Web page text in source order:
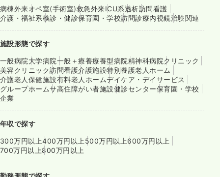
病棟外来オペ室(手術室)救急外来ICU系透析訪問看護
介護・福祉系検診・健診保育園・学校訪問診療内視鏡治験関連
施設形態で探す
一般病院大学病院一般＋療養療養型病院精神科病院クリニック
美容クリニック訪問看護介護施設特別養護老人ホーム
介護老人保健施設有料老人ホームデイケア・デイサービス
グループホームサ高住障がい者施設健診センター保育園・学校
企業
年収で探す
300万円以上400万円以上 500万円以上600万円以上
700万円以上800万円以上